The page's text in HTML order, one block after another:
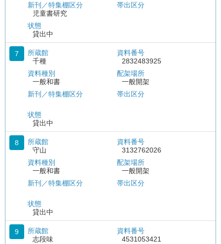
新刊／特集棚区分
児童書研究
状態
貸出中
帯出区分
7
所蔵館
千種
資料種別
一般和書
新刊／特集棚区分
状態
貸出中
資料番号
2832483925
配架場所
一般開架
帯出区分
8
所蔵館
守山
資料種別
一般和書
新刊／特集棚区分
状態
貸出中
資料番号
3132762026
配架場所
一般開架
帯出区分
9
所蔵館
志段味
資料番号
4531053421